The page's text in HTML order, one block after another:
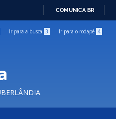
COMUNICA BR
Ir para a busca 3 Ir para o rodapé 4